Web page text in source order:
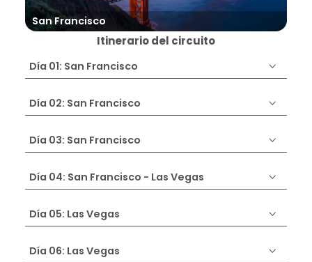
San Francisco
Itinerario del circuito
Día 01: San Francisco
Día 02: San Francisco
Día 03: San Francisco
Día 04: San Francisco - Las Vegas
Día 05: Las Vegas
Día 06: Las Vegas